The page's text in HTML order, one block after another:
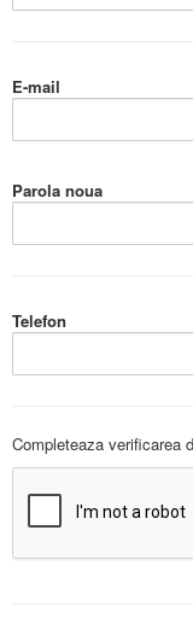
E-mail
Parola noua
Telefon
Completeaza verificarea